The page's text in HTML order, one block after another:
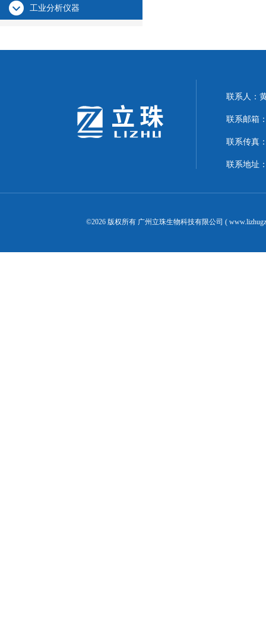
工业分析仪器
联系人：
联系邮箱
联系传真
联系地址
©2026 版权所有 广州立珠生物科技有限公司 (